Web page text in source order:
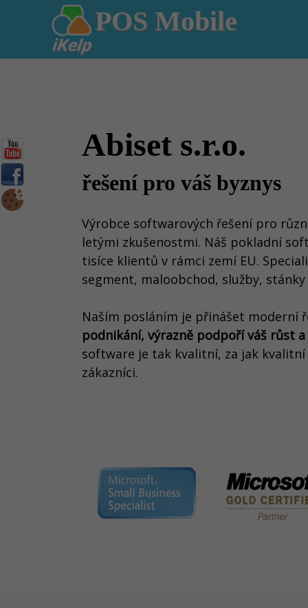
POS Mobile
Abiset s.r.o.
řešení pro váš byznys
Výrobce softwarových řešení pro
letými zkušenostmi. Náš pokladní
tisíce klientů v rámci zemí EU.
segment, maloobchod, služby,
Naším posláním je přinášet moderní
podnikání, výrazně podpoří váš růst
software je tak kvalitní, za jak kvalitní
zákazníci.